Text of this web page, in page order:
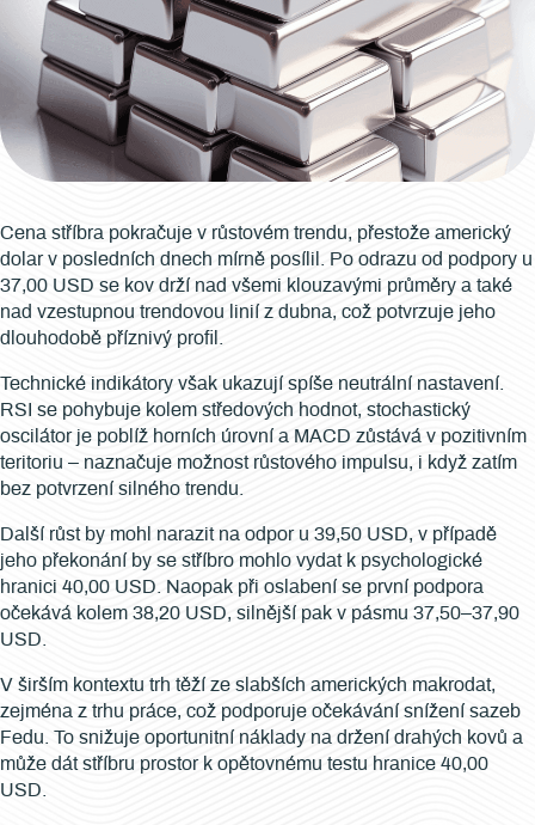
Cena stříbra pokračuje v růstovém trendu, přestože americký
dolar v posledních dnech mírně posílil. Po odrazu od podpory u
37,00 USD se kov drží nad všemi klouzavými průměry a také
nad vzestupnou trendovou linií z dubna, což potvrzuje jeho
dlouhodobě příznivý profil.
Technické indikátory však ukazují spíše neutrální nastavení.
RSI se pohybuje kolem středových hodnot, stochastický
oscilátor je poblíž horních úrovní a MACD zůstává v pozitivním
teritoriu – naznačuje možnost růstového impulsu, i když zatím
bez potvrzení silného trendu.
Další růst by mohl narazit na odpor u 39,50 USD, v případě
jeho překonání by se stříbro mohlo vydat k psychologické
hranici 40,00 USD. Naopak při oslabení se první podpora
očekává kolem 38,20 USD, silnější pak v pásmu 37,50–37,90
USD.
V širším kontextu trh těží ze slabších amerických makrodat,
zejména z trhu práce, což podporuje očekávání snížení sazeb
Fedu. To snižuje oportunitní náklady na držení drahých kovů a
může dát stříbru prostor k opětovnému testu hranice 40,00
USD.